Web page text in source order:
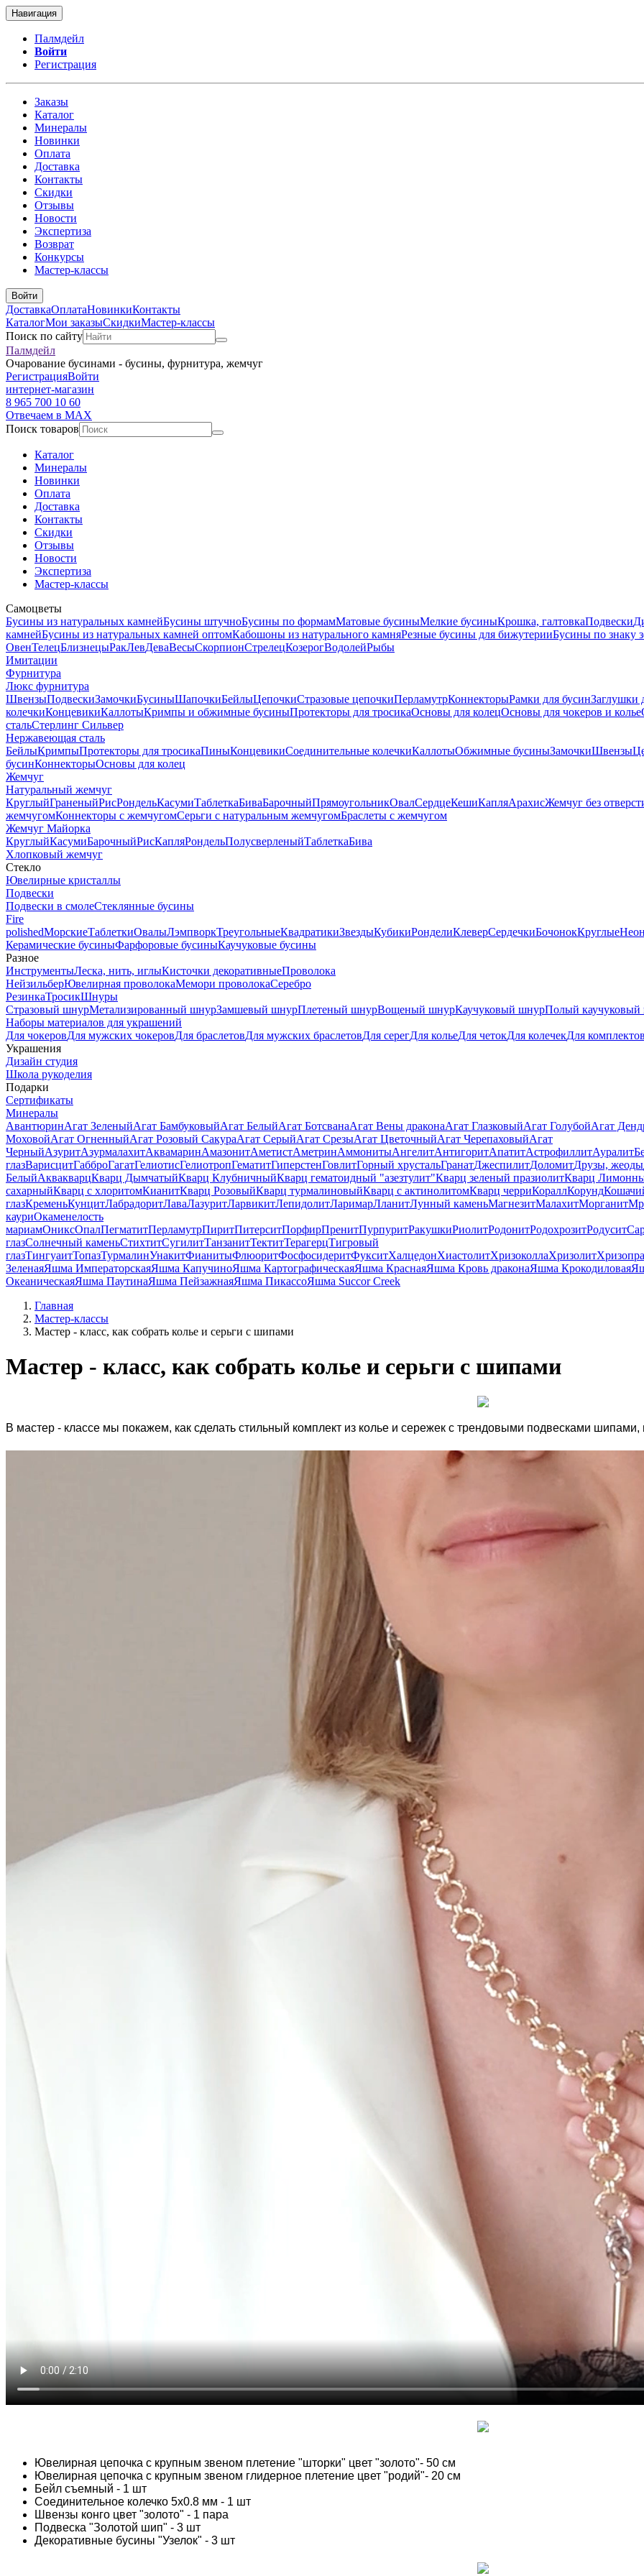
Навигация
Палмдейл
Войти
Регистрация
Заказы
Каталог
Минералы
Новинки
Оплата
Доставка
Контакты
Скидки
Отзывы
Новости
Экспертиза
Возврат
Конкурсы
Мастер-классы
Войти
ДоставкаОплатаНовинкиКонтакты
КаталогМои заказыСкидкиМастер-классы
Поиск по сайту
Палмдейл
Очарование бусинами - бусины, фурнитура, жемчуг
РегистрацияВойти
интернет-магазин
8 965 700 10 60
Отвечаем в MAX
Поиск товаров
Каталог
Минералы
Новинки
Оплата
Доставка
Контакты
Скидки
Отзывы
Новости
Экспертиза
Мастер-классы
Самоцветы
Бусины из натуральных камнейБусины штучноБусины по формамМатовые бусиныМелкие бусиныКрошка, галтовкаПодвески
камнейБусины из натуральных камней оптомКабошоны из натурального камняРезные бусины для бижутерииБусины по знаку
ОвенТелецБлизнецыРакЛевДеваВесыСкорпионСтрелецКозерогВодолейРыбы
Имитации
Фурнитура
Люкс фурнитура
ШвензыПодвескиЗамочкиБусиныШапочкиБейлыЦепочкиСтразовые цепочкиПерламутрКоннекторыРамки для бусинЗаглушки
колечкиКонцевикиКаллотыКримпы и обжимные бусиныПротекторы для тросикаОсновы для колецОсновы для чокеров и колье
стальСтерлинг Сильвер
Нержавеющая сталь
БейлыКримпыПротекторы для тросикаПиныКонцевикиСоединительные колечкиКаллотыОбжимные бусиныЗамочкиШвензы
бусинКоннекторыОсновы для колец
Жемчуг
Натуральный жемчуг
КруглыйГраненыйРисРондельКасумиТаблеткаБиваБарочныйПрямоугольникОвалСердцеКешиКапляАрахисЖемчуг без
жемчугомКоннекторы с жемчугомСерьги с натуральным жемчугомБраслеты с жемчугом
Жемчуг Майорка
КруглыйКасумиБарочныйРисКапляРондельПолусверленыйТаблеткаБива
Хлопковый жемчуг
Стекло
Ювелирные кристаллы
Подвески
Подвески в смолеСтеклянные бусины
Fire
polishedМорскиеТаблеткиОвалыЛэмпворкТреугольныеКвадратикиЗвездыКубикиРонделиКлеверСердечкиБочонокКруглые
Керамические бусиныФарфоровые бусиныКаучуковые бусины
Разное
ИнструментыЛеска, нить, иглыКисточки декоративныеПроволока
НейзильберЮвелирная проволокаМемори проволокаСеребро
РезинкаТросикШнуры
Стразовый шнурМетализированный шнурЗамшевый шнурПлетеный шнурВощеный шнурКаучуковый шнурПолый
Наборы материалов для украшений
Для чокеровДля мужских чокеровДля браслетовДля мужских браслетовДля серегДля кольеДля четокДля колечекДля
Украшения
Дизайн студия
Школа рукоделия
Подарки
Сертификаты
Минералы
АвантюринАгат ЗеленыйАгат БамбуковыйАгат БелыйАгат БотсванаАгат Вены драконаАгат ГлазковыйАгат ГолубойАгат
МоховойАгат ОгненныйАгат Розовый СакураАгат СерыйАгат СрезыАгат ЦветочныйАгат ЧерепаховыйАгат
ЧерныйАзуритАзурмалахитАквамаринАмазонитАметистАметринАммонитыАнгелитАнтигоритАпатитАстрофиллитАуралит
глазВарисцитГабброГагатГелиотисГелиотропГематитГиперстенГовлитГорный хрустальГранатДжеспилитДоломитДрузы, жеоды
БелыйАквакварцКварц ДымчатыйКварц КлубничныйКварц гематоидный "азезтулит"Кварц зеленый празиолитКварц
сахарныйКварц с хлоритомКианитКварц РозовыйКварц турмалиновыйКварц с актинолитомКварц черриКораллКорунд
глазКременьКунцитЛабрадоритЛаваЛазуритЛарвикитЛепидолитЛаримарЛланитЛунный каменьМагнезитМалахитМорганит
кауриОкаменелость
мариамОниксОпалПегматитПерламутрПиритПитерситПорфирПренитПурпуритРакушкиРиолитРодонитРодохрозитРодусит
глазСолнечный каменьСтихтитСугилитТанзанитТектитТерагерцТигровый
глазТингуаитТопазТурмалинУнакитФианитыФлюоритФосфосидеритФукситХалцедонХиастолитХризоколлаХризолит
ЗеленаяЯшма ИмператорскаяЯшма КапучиноЯшма КартографическаяЯшма КраснаяЯшма Кровь драконаЯшма Крокодиловая
ОкеаническаяЯшма ПаутинаЯшма ПейзажнаяЯшма ПикассоЯшма Succor Creek
Главная
Мастер-классы
Мастер - класс, как собрать колье и серьги с шипами
Мастер - класс, как собрать колье и серьги с шипами
В мастер - классе мы покажем, как сделать стильный комплект из колье и сережек с трендовыми подвесками шипами,
Ювелирная цепочка с крупным звеном плетение "шторки" цвет "золото"- 50 см
Ювелирная цепочка с крупным звеном глидерное плетение цвет "родий"- 20 см
Бейл съемный - 1 шт
Соединительное колечко 5х0.8 мм - 1 шт
Швензы конго цвет "золото" - 1 пара
Подвеска "Золотой шип" - 3 шт
Декоративные бусины "Узелок" - 3 шт